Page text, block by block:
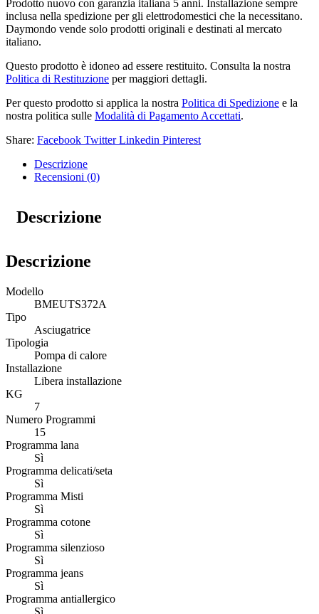
Prodotto nuovo con garanzia italiana 5 anni. Installazione sempre
inclusa nella spedizione per gli elettrodomestici che la necessitano.
Daymondo vende solo prodotti originali e destinati al mercato
italiano.
Questo prodotto è idoneo ad essere restituito. Consulta la nostra
Politica di Restituzione per maggiori dettagli.
Per questo prodotto si applica la nostra Politica di Spedizione e la
nostra politica sulle Modalità di Pagamento Accettati.
Share: Facebook Twitter Linkedin Pinterest
Descrizione
Recensioni (0)
Descrizione
Descrizione
Modello
BMEUTS372A
Tipo
Asciugatrice
Tipologia
Pompa di calore
Installazione
Libera installazione
KG
7
Numero Programmi
15
Programma lana
Sì
Programma delicati/seta
Sì
Programma Misti
Sì
Programma cotone
Sì
Programma silenzioso
Sì
Programma jeans
Sì
Programma antiallergico